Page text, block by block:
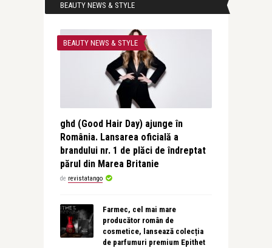
BEAUTY NEWS & STYLE
BEAUTY NEWS & STYLE
ghd (Good Hair Day) ajunge în
România. Lansarea oficială a
brandului nr. 1 de plăci de îndreptat
părul din Marea Britanie
de revistatango
Farmec, cel mai mare
producător român de
cosmetice, lansează colecția
de parfumuri premium Epithet